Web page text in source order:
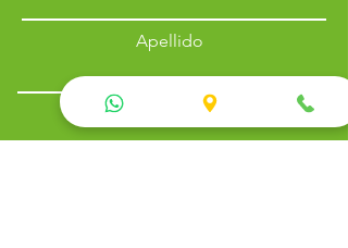
Apellido